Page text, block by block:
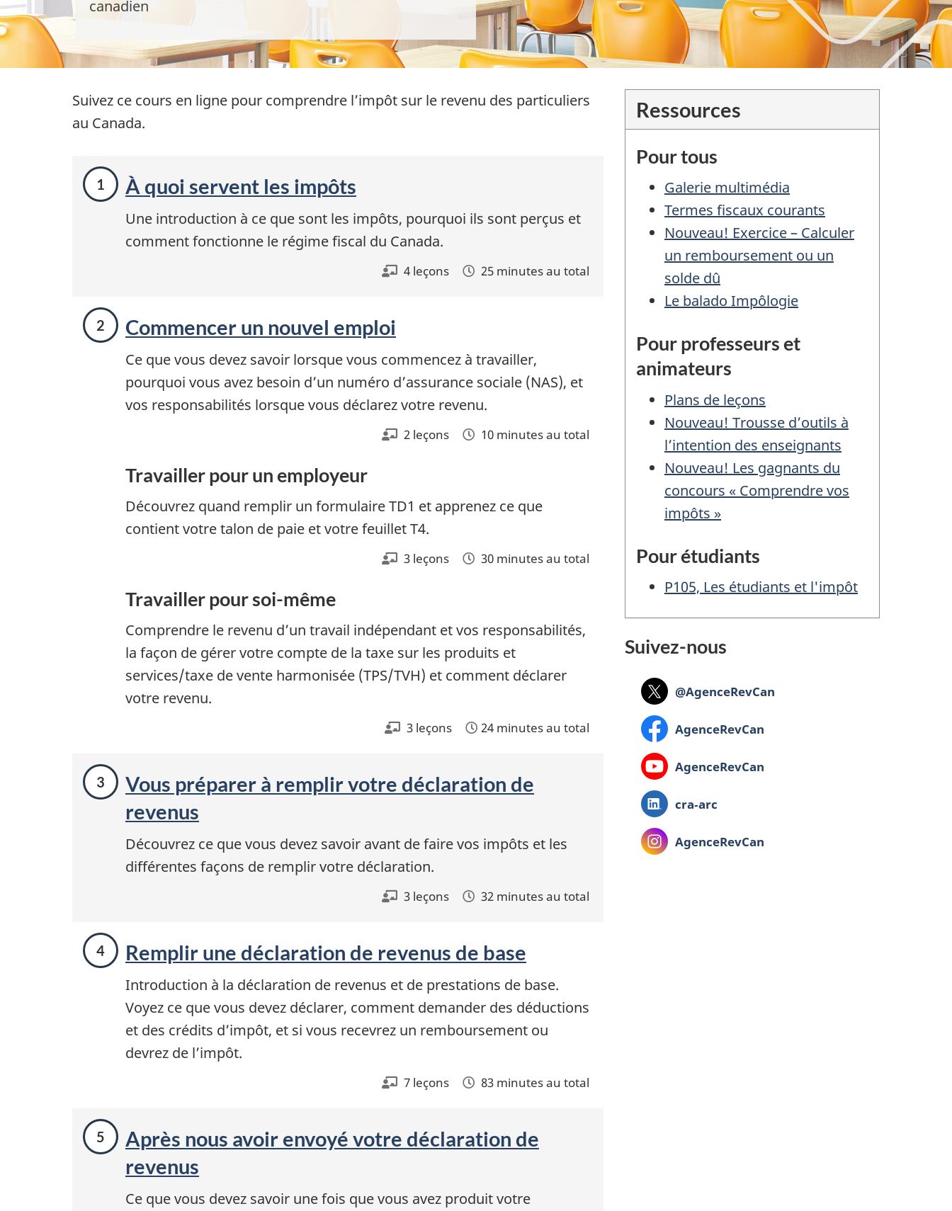
canadien
Suivez ce cours en ligne pour comprendre l’impôt sur le revenu des particuliers
au Canada.
M
o
e
À quoi servent les impôts
Une introduction à ce que sont les impôts, pourquoi ils sont perçus et
comment fonctionne le régime fiscal du Canada.
4 leçons 25 minutes au total
Commencer un nouvel emploi
Ce que vous devez savoir lorsque vous commencez à travailler,
pourquoi vous avez besoin d’un numéro d’assurance sociale (NAS), et
vos responsabilités lorsque vous déclarez votre revenu.
2 leçons 10 minutes au total
Travailler pour un employeur
Découvrez quand remplir un formulaire TD1 et apprenez ce que
contient votre talon de paie et votre feuillet T4.
3 leçons 30 minutes au total
Travailler pour soi-même
Comprendre le revenu d’un travail indépendant et vos responsabilités,
la façon de gérer votre compte de la taxe sur les produits et
services/taxe de vente harmonisée (TPS/TVH) et comment déclarer
votre revenu.
3 leçons 24 minutes au total
Vous préparer à remplir votre déclaration de
revenus
Découvrez ce que vous devez savoir avant de faire vos impôts et les
différentes façons de remplir votre déclaration.
3 leçons 32 minutes au total
Remplir une déclaration de revenus de base
Introduction à la déclaration de revenus et de prestations de base.
Voyez ce que vous devez déclarer, comment demander des déductions
et des crédits d’impôt, et si vous recevrez un remboursement ou
devrez de l’impôt.
7 leçons 83 minutes au total
Après nous avoir envoyé votre déclaration de
revenus
Ce que vous devez savoir une fois que vous avez produit votre
Ressources
Pour tous
Galerie multimédia
Termes fiscaux courants
Nouveau! Exercice – Calculer
un remboursement ou un
solde dû
Le balado Impôlogie
Pour professeurs et
animateurs
Plans de leçons
Nouveau! Trousse d’outils à
l’intention des enseignants
Nouveau! Les gagnants du
concours « Comprendre vos
impôts »
Pour étudiants
P105, Les étudiants et l'impôt
Suivez-nous
@AgenceRevCan
AgenceRevCan
AgenceRevCan
cra‑arc
AgenceRevCan